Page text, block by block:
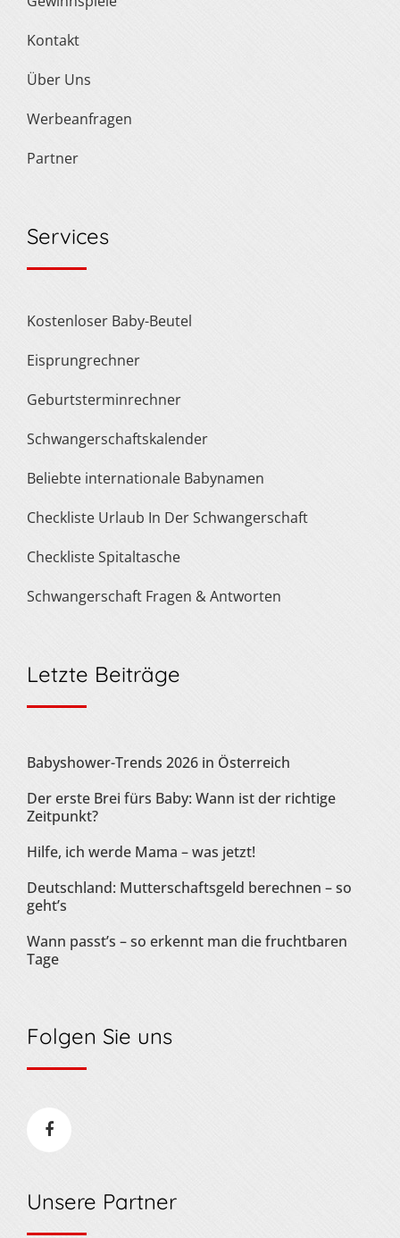
Kontakt
Über Uns
Werbeanfragen
Partner
Services
Kostenloser Baby-Beutel
Eisprungrechner
Geburtsterminrechner
Schwangerschaftskalender
Beliebte internationale Babynamen
Checkliste Urlaub In Der Schwangerschaft
Checkliste Spitaltasche
Schwangerschaft Fragen & Antworten
Letzte Beiträge
Babyshower-Trends 2026 in Österreich
Der erste Brei fürs Baby: Wann ist der richtige
Zeitpunkt?
Hilfe, ich werde Mama – was jetzt!
Deutschland: Mutterschaftsgeld berechnen – so
geht’s
Wann passt’s – so erkennt man die fruchtbaren
Tage
Folgen Sie uns
Unsere Partner